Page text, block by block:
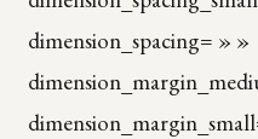
dimension_spacing= » »